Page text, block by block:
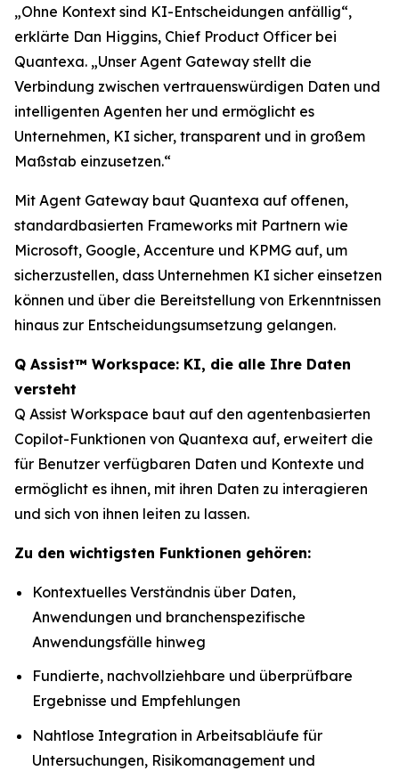
„Ohne Kontext sind KI-Entscheidungen anfällig“,
erklärte Dan Higgins, Chief Product Officer bei
Quantexa. „Unser Agent Gateway stellt die
Verbindung zwischen vertrauenswürdigen Daten und
intelligenten Agenten her und ermöglicht es
Unternehmen, KI sicher, transparent und in großem
Maßstab einzusetzen.“
Mit Agent Gateway baut Quantexa auf offenen,
standardbasierten Frameworks mit Partnern wie
Microsoft, Google, Accenture und KPMG auf, um
sicherzustellen, dass Unternehmen KI sicher einsetzen
können und über die Bereitstellung von Erkenntnissen
hinaus zur Entscheidungsumsetzung gelangen.
Q Assist™ Workspace: KI, die alle Ihre Daten
versteht
Q Assist Workspace baut auf den agentenbasierten
Copilot-Funktionen von Quantexa auf, erweitert die
für Benutzer verfügbaren Daten und Kontexte und
ermöglicht es ihnen, mit ihren Daten zu interagieren
und sich von ihnen leiten zu lassen.
Zu den wichtigsten Funktionen gehören:
Kontextuelles Verständnis über Daten,
Anwendungen und branchenspezifische
Anwendungsfälle hinweg
Fundierte, nachvollziehbare und überprüfbare
Ergebnisse und Empfehlungen
Nahtlose Integration in Arbeitsabläufe für
Untersuchungen, Risikomanagement und